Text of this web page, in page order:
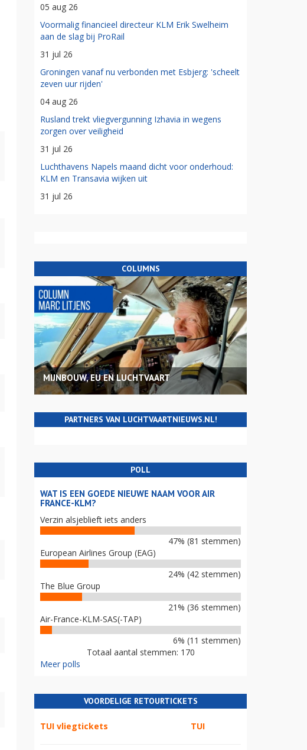
05 aug 26
Voormalig financieel directeur KLM Erik Swelheim
aan de slag bij ProRail
31 jul 26
Groningen vanaf nu verbonden met Esbjerg: 'scheelt
zeven uur rijden'
04 aug 26
Rusland trekt vliegvergunning Izhavia in wegens
zorgen over veiligheid
31 jul 26
Luchthavens Napels maand dicht voor onderhoud:
KLM en Transavia wijken uit
31 jul 26
COLUMNS
MIJNBOUW, EU EN LUCHTVAART
PARTNERS VAN LUCHTVAARTNIEUWS.NL!
POLL
WAT IS EEN GOEDE NIEUWE NAAM VOOR AIR
FRANCE-KLM?
Verzin alsjeblieft iets anders
47% (81 stemmen)
European Airlines Group (EAG)
24% (42 stemmen)
The Blue Group
21% (36 stemmen)
Air-France-KLM-SAS(-TAP)
6% (11 stemmen)
Totaal aantal stemmen: 170
Meer polls
VOORDELIGE RETOURTICKETS
TUI vliegtickets TUI